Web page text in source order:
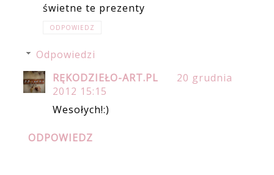
świetne te prezenty
ODPOWIEDZ
Odpowiedzi
RĘKODZIEŁO-ART.PL
20 grudnia
2012 15:15
Wesołych!:)
ODPOWIEDZ